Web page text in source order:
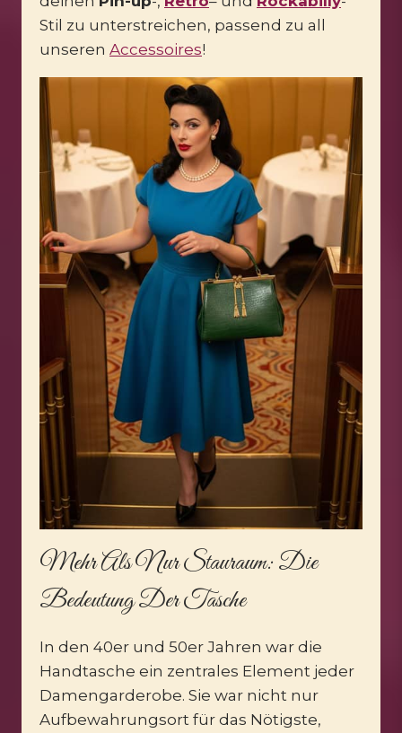
Stil zu unterstreichen, passend zu all
unseren Accessoires!
Mehr Als Nur Stauraum: Die
Bedeutung Der Tasche
In den 40er und 50er Jahren war die
Handtasche ein zentrales Element jeder
Damengarderobe. Sie war nicht nur
Aufbewahrungsort für das Nötigste,